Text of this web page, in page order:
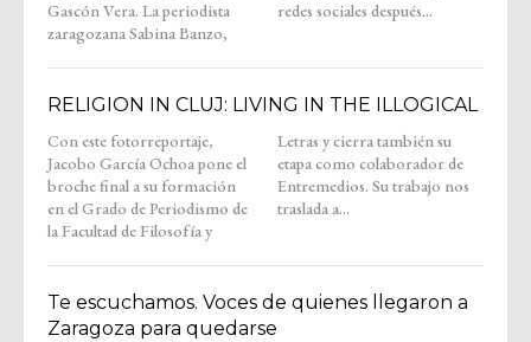
Gascón Vera. La periodista
zaragozana Sabina Banzo,
redes sociales después...
RELIGION IN CLUJ: LIVING IN THE ILLOGICAL
Con este fotorreportaje,
Jacobo García Ochoa pone el
broche final a su formación
en el Grado de Periodismo de
la Facultad de Filosofía y
Letras y cierra también su
etapa como colaborador de
Entremedios. Su trabajo nos
traslada a...
Te escuchamos. Voces de quienes llegaron a
Zaragoza para quedarse